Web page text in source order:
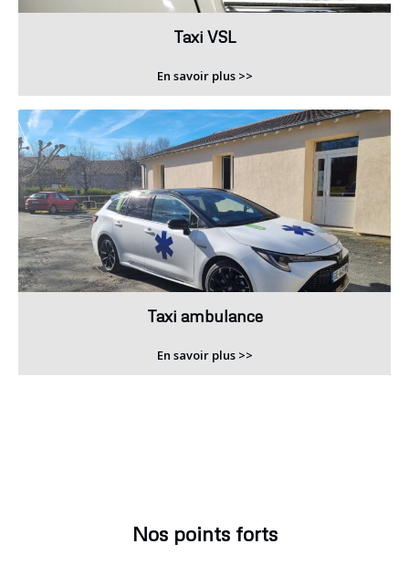
Taxi VSL
En savoir plus >>
Taxi ambulance
En savoir plus >>
Nos points forts